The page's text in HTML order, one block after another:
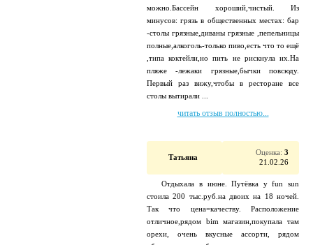
можно.Бассейн хороший,чистый. Из
минусов: грязь в общественных местах: бар
-столы грязные,диваны грязные ,пепельницы
полные,алкоголь-только пиво,есть что то ещё
,типа коктейли,но пить не рискнула их.На
пляже -лежаки грязные,бычки повсюду.
Первый раз вижу,чтобы в ресторане все
столы вытирали ...
читать отзыв полностью...
Татьяна
Оценка: 3
21.02.26
Отдыхала в июне. Путёвка у fun sun
стоила 200 тыс.руб.на двоих на 18 ночей.
Так что цена=качеству. Расположение
отличное,рядом bim магазин,покупала там
орехи, очень вкусные ассорти, рядом